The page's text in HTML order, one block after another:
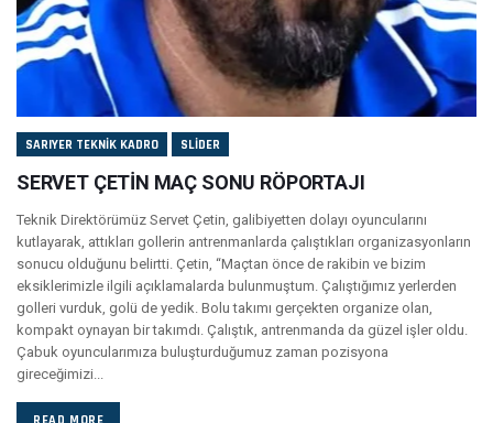
SARIYER TEKNIK KADRO SLIDER
SERVET ÇETİN MAÇ SONU RÖPORTAJI
Teknik Direktörümüz Servet Çetin, galibiyetten dolayı oyuncularını
kutlayarak, attıkları gollerin antrenmanlarda çalıştıkları organizasyonların
sonucu olduğunu belirtti. Çetin, “Maçtan önce de rakibin ve bizim
eksiklerimizle ilgili açıklamalarda bulunmuştum. Çalıştığımız yerlerden
golleri vurduk, golü de yedik. Bolu takımı gerçekten organize olan,
kompakt oynayan bir takımdı. Çalıştık, antrenmanda da güzel işler oldu.
Çabuk oyuncularımıza buluşturduğumuz zaman pozisyona
gireceğimizi...